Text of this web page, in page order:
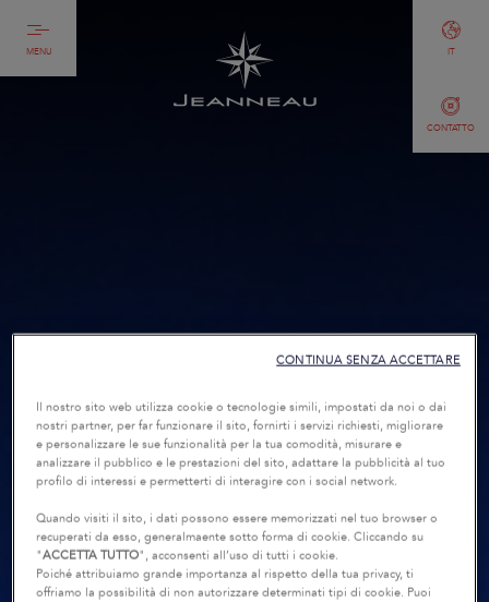
MENU
CONTATTO
IT
Il nostro sito web utilizza cookie o tecnologie simili, impostati da noi o dai
nostri partner, per far funzionare il sito, fornirti i servizi richiesti, migliorare
e personalizzare le sue funzionalità per la tua comodità, misurare e
analizzare il pubblico e le prestazioni del sito, adattare la pubblicità al tuo
profilo di interessi e permetterti di interagire con i social network.
Quando visiti il sito, i dati possono essere memorizzati nel tuo browser o
recuperati da esso, generalmaente sotto forma di cookie. Cliccando su
"ACCETTA TUTTO", acconsenti all’uso di tutti i cookie.
Poiché attribuiamo grande importanza al rispetto della tua privacy, ti
offriamo la possibilità di non autorizzare determinati tipi di cookie. Puoi
CONTINUA SENZA ACCETTARE